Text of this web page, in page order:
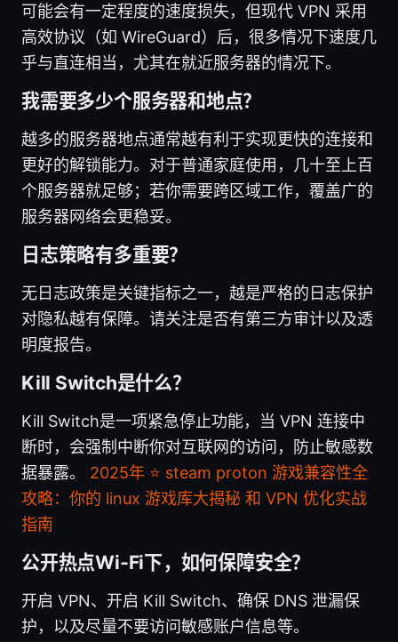
可能会有一定程度的速度损失，但现代 VPN 采用
高效协议（如 WireGuard）后，很多情况下速度几
乎与直连相当，尤其在就近服务器的情况下。
我需要多少个服务器和地点？
越多的服务器地点通常越有利于实现更快的连接和
更好的解锁能力。对于普通家庭使用，几十至上百
个服务器就足够；若你需要跨区域工作，覆盖广的
服务器网络会更稳妥。
日志策略有多重要？
无日志政策是关键指标之一，越是严格的日志保护
对隐私越有保障。请关注是否有第三方审计以及透
明度报告。
Kill Switch是什么？
Kill Switch是一项紧急停止功能，当 VPN 连接中
断时，会强制中断你对互联网的访问，防止敏感数
据暴露。 2025年 ⭐ steam proton 游戏兼容性全
攻略：你的 linux 游戏库大揭秘 和 VPN 优化实战
指南
公开热点Wi‑Fi下，如何保障安全？
开启 VPN、开启 Kill Switch、确保 DNS 泄漏保
护，以及尽量不要访问敏感账户信息等。